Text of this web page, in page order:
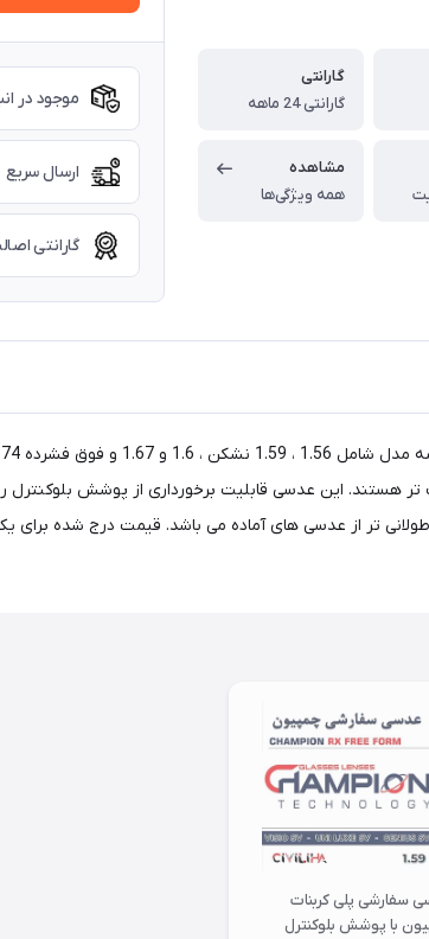
گارانتی
گارانتی 24 ماهه
مشاهده
همه ویژگی‌ها
موجود در
ارسال سریع
گارانتی
مناسب بوده و ضریب شکست های 1.67 و 1.74 برای نمرات بالا مناسب تر هستند. این عدسی قابلیت برخورداری
طولانی تر از عدسی های آماده می باشد. قیمت درج شده
سفارشی پلی کربنات
با پوشش بلوکنترل